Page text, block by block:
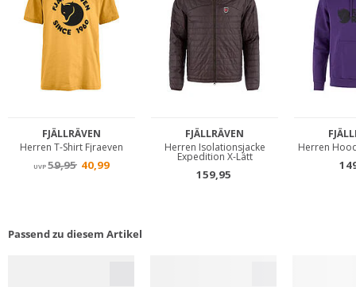
Passend zu diesem Artikel